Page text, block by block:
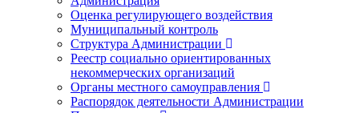
Оценка регулирующего воздействия
Муниципальный контроль
Структура Администрации
Реестр социально ориентированных
некоммерческих организаций
Органы местного самоуправления
Распорядок деятельности Администрации